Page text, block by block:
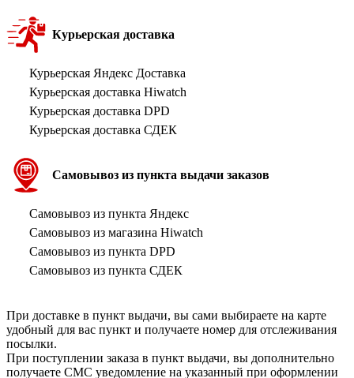
Курьерская доставка
Курьерская Яндекс Доставка
Курьерская доставка Hiwatch
Курьерская доставка DPD
Курьерская доставка СДЕК
Самовывоз из пункта выдачи заказов
Самовывоз из пункта Яндекс
Самовывоз из магазина Hiwatch
Самовывоз из пункта DPD
Самовывоз из пункта СДЕК
При доставке в пункт выдачи, вы сами выбираете на карте
удобный для вас пункт и получаете номер для отслеживания
посылки.
При поступлении заказа в пункт выдачи, вы дополнительно
получаете СМС уведомление на указанный при оформлении